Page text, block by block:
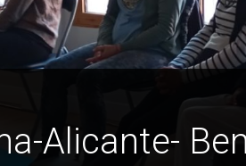
Alicante-